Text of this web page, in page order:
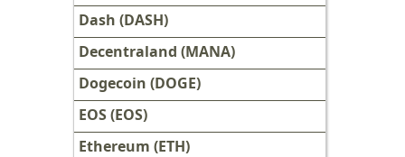
Dash (DASH)
Decentraland (MANA)
Dogecoin (DOGE)
EOS (EOS)
Ethereum (ETH)